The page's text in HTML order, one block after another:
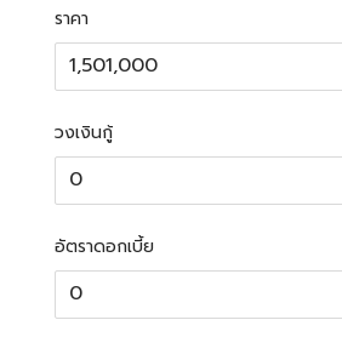
ราคา
วงเงินกู้
อัตราดอกเบี้ย